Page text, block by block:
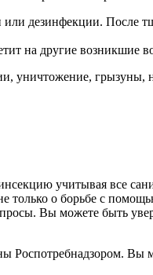
дезинфекции. После
на другие возникшие
уничтожение, грызуны,
учитывая все
только о борьбе с
Вы можете быть
Роспотребнадзором. Вы